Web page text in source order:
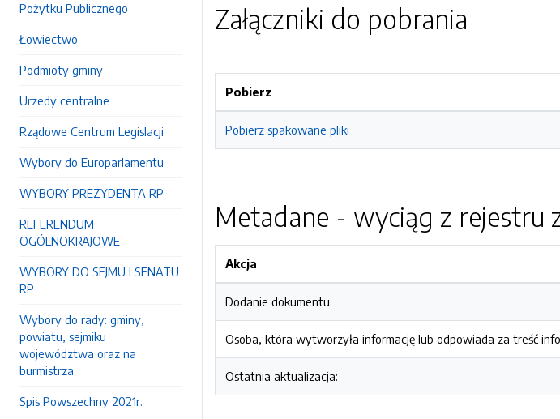
Pożytku Publicznego
Łowiectwo
Podmioty gminy
Urzedy centralne
Rządowe Centrum Legislacji
Wybory do Europarlamentu
WYBORY PREZYDENTA RP
REFERENDUM
OGÓLNOKRAJOWE
WYBORY DO SEJMU I SENATU
RP
Wybory do rady: gminy,
powiatu, sejmiku
województwa oraz na
burmistrza
Spis Powszechny 2021r.
Załączniki do pobrania
Pobierz
Pobierz spakowane pliki
Metadane - wyciąg z rejestru
Akcja
Dodanie dokumentu:
Osoba, która wytworzyła informację lub odpowiada za treść
Ostatnia aktualizacja: